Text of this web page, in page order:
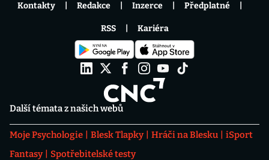
Další témata z našich webů
Moje Psychologie Blesk Tlapky Hráči na Blesku
iSport
Fantasy
Spotřebitelské testy
Kontakty Redakce Inzerce Předplatné
RSS Kariéra